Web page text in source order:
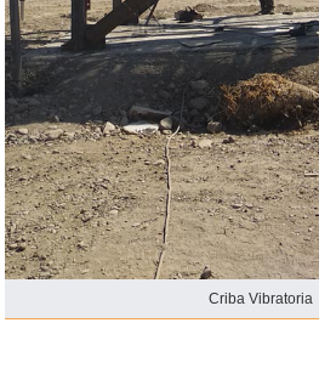
Criba Vibratoria